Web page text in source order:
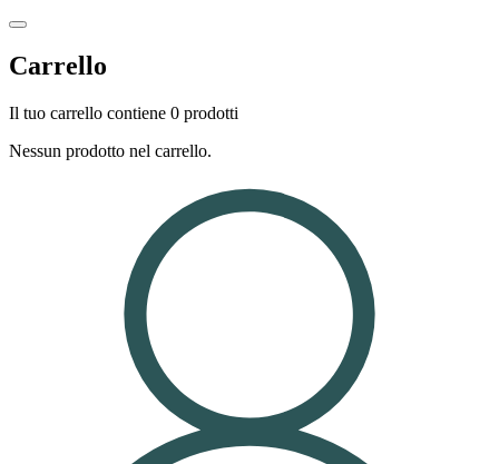
Carrello
Il tuo carrello contiene 0 prodotti
Nessun prodotto nel carrello.